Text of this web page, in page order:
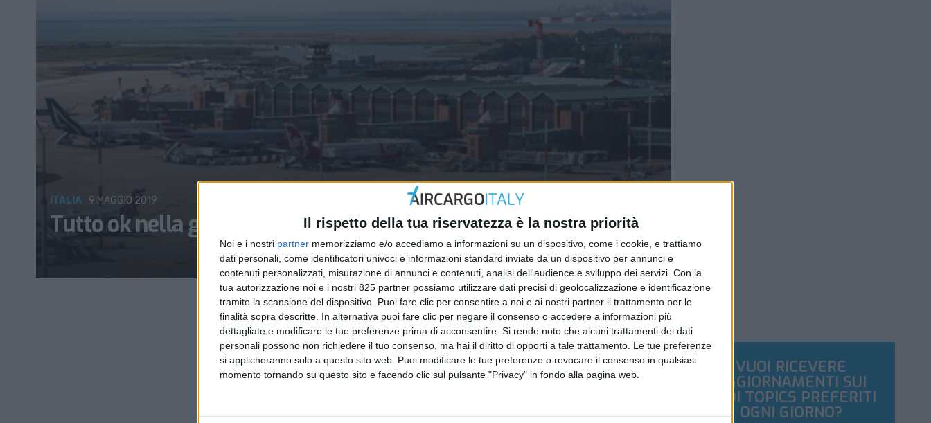
Il rispetto della tua riservatezza è la nostra priorità
Noi e i nostri partner memorizziamo e/o accediamo a informazioni su un dispositivo, come i cookie, e trattiamo
dati personali, come identificatori univoci e informazioni standard inviate da un dispositivo per annunci e
contenuti personalizzati, misurazione di annunci e contenuti, analisi dell'audience e sviluppo dei servizi. Con la
tua autorizzazione noi e i nostri 825 partner possiamo utilizzare dati precisi di geolocalizzazione e identificazione
tramite la scansione del dispositivo. Puoi fare clic per consentire a noi e ai nostri partner il trattamento per le
finalità sopra descritte. In alternativa puoi fare clic per negare il consenso o accedere a informazioni più
dettagliate e modificare le tue preferenze prima di acconsentire. Si rende noto che alcuni trattamenti dei dati
personali possono non richiedere il tuo consenso, ma hai il diritto di opporti a tale trattamento. Le tue preferenze
si applicheranno solo a questo sito web. Puoi modificare le tue preferenze o revocare il consenso in qualsiasi
momento tornando su questo sito e facendo clic sul pulsante "Privacy" in fondo alla pagina web.
Tutto ok nella gara per l’handling al Marco Polo
ITALIA 9 MAGGIO 2019
VUOI RICEVERE
AGGIORNAMENTI SUI
TUOI TOPICS PREFERITI
OGNI GIORNO?